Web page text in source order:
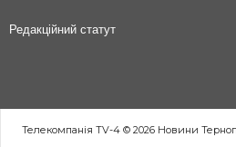
Редакційний статут
Телекомпанія TV-4 © 2026 Новини